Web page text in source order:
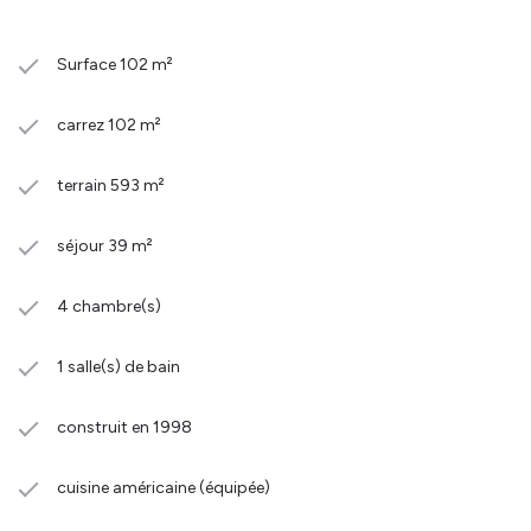
Surface 102 m²
carrez 102 m²
terrain 593 m²
séjour 39 m²
4 chambre(s)
1 salle(s) de bain
construit en 1998
cuisine américaine (équipée)